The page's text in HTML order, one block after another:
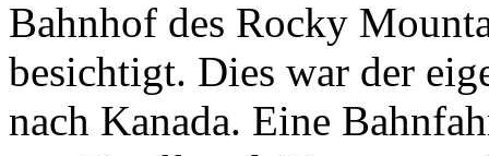
Bahnhof des Rocky
besichtigt. Dies war der
nach Kanada. Eine